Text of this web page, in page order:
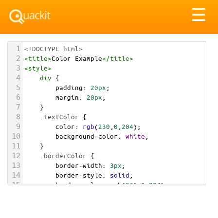
☰
1 <!DOCTYPE html>
2 <title>Color Example</title>
3 <style>
4 div {
5 padding: 20px;
6 margin: 20px;
7 }
8 .textColor {
9 color: rgb(230 0 204);
10 background-color: white;
11 }
12 .borderColor {
13 border-width: 3px;
14 border-style: solid;
15 border-color: rgb(230,0,204);